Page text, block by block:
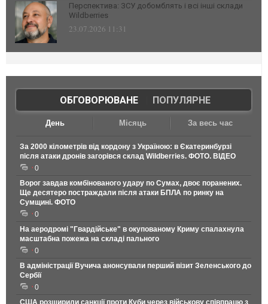
Перспектива: ЗСУ добомблять і всі інші склади
Wildberries
23.07.2026 11:31
ОБГОВОРЮВАНЕ| ПОПУЛЯРНЕ
День Місяць За весь час
За 2000 кілометрів від кордону з Україною: в Єкатеринбурзі
після атаки дронів загорівся склад Wildberries. ФОТО. ВІДЕО
0
Ворог завдав комбінованого удару по Сумах, двоє поранених.
Ще десятеро постраждали після атаки БПЛА по ринку на
Сумщині. ФОТО
0
На аеродромі "Гвардійське" в окупованому Криму спалахнула
масштабна пожежа на складі пального
0
В адміністрації Вучича анонсували перший візит Зеленського до
Сербії
0
США розширили санкції проти Куби через військову співпрацю з